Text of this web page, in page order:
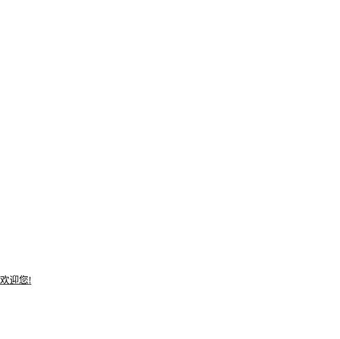
欢迎您!